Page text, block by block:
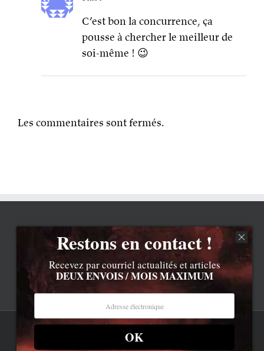
C’est bon la concurrence, ça
pousse à chercher le meilleur de
soi-même ! 😉
Les commentaires sont fermés.
Contenu © Lionel Davoust sauf exceptions précisées.
Cliquez ici pour lire les mentions légales barbantes
Restons en contact !
Recevez par courriel actualités et articles
DEUX ENVOIS / MOIS MAXIMUM
OK